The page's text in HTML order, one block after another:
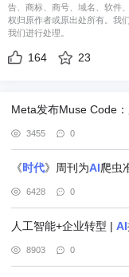
告、商标、商号、域名、软件
权归原作者或原出处所有。我
我们进行处理。
164 23
Meta发布Muse Code
3455 0
《时代》周刊为AI爬虫
6428 0
人工智能+企业转型 | AI
8903 0